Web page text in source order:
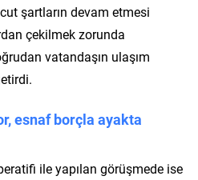
şartların devam etmesi
çekilmek zorunda
vatandaşın ulaşım
esnaf borçla ayakta
ile yapılan görüşmede ise